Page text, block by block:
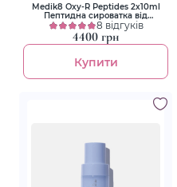
Medik8 Oxy-R Peptides 2х10ml
Пептидна сироватка від
пігментації8 відгуків
4400 грн
Купити